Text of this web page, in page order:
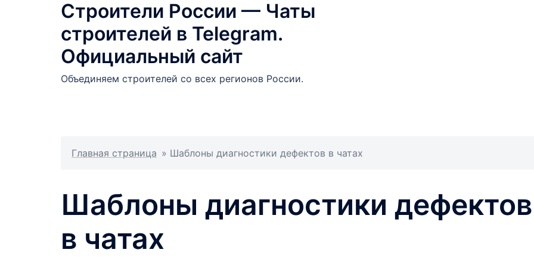
содержимому
Строители России — Чаты
строителей в Telegram.
Официальный сайт
Объединяем строителей со всех регионов России.
Главная страница » Шаблоны диагностики дефектов в чатах
Шаблоны диагностики дефектов
в чатах